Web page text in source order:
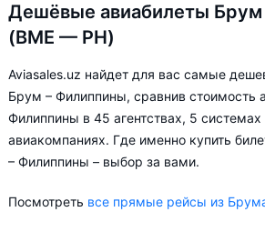
Дешёвые авиабилеты
(BME — PH)
Aviasales.uz найдет для вас самые
Брум – Филиппины, сравнив стоимость
Филиппины в 45 агентствах, 5
авиакомпаниях. Где именно купить
– Филиппины – выбор за вами.
Посмотреть все прямые рейсы из